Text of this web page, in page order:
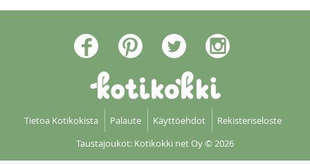
KOTIKOKIT
Tietoa Kotikokista Palaute Käyttöehdot
Rekisteriseloste
Taustajoukot: Kotikokki net Oy© 2026